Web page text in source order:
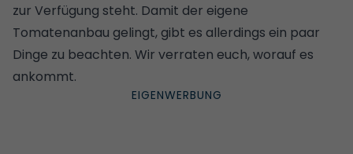
zur Verfügung steht. Damit der eigene
Tomatenanbau gelingt, gibt es allerdings ein paar
Dinge zu beachten. Wir verraten euch, worauf es
ankommt.